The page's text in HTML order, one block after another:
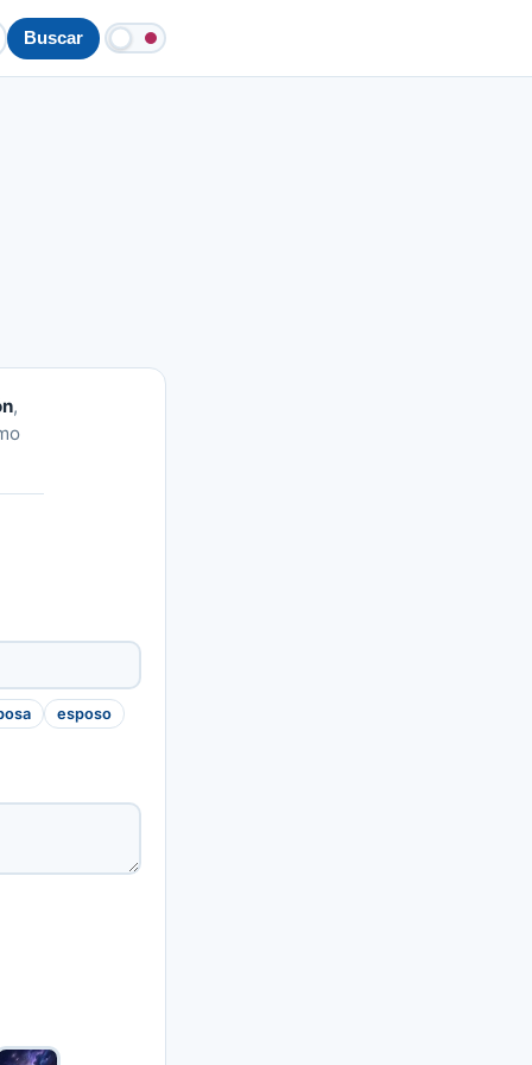
Buscar
,
esposo